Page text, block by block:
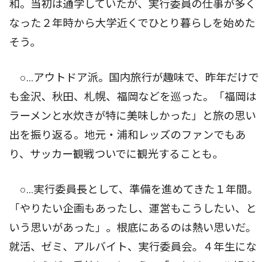
和。当初は通学していたが、実行委員の仕事が多く
なった２年時から大学近くでひとり暮らしを始めた
そう。
○…アウトドア派。国内旅行が趣味で、昨年だけで
も金沢、秋田、札幌、福岡などを巡った。「福岡は
ラーメンと水炊きが特に美味しかった」と旅の思い
出を振り返る。地元・浦和レッズのファンでもあ
り、サッカー観戦ついでに観光することも。
○…実行委員長として、準備を進めてきた１年間。
「やりたい企画もあったし、運営もこうしたい、と
いう思いがあった」。根底にあるのは熱い思いだ。
就活、ゼミ、アルバイト、実行委員会。４年生にな